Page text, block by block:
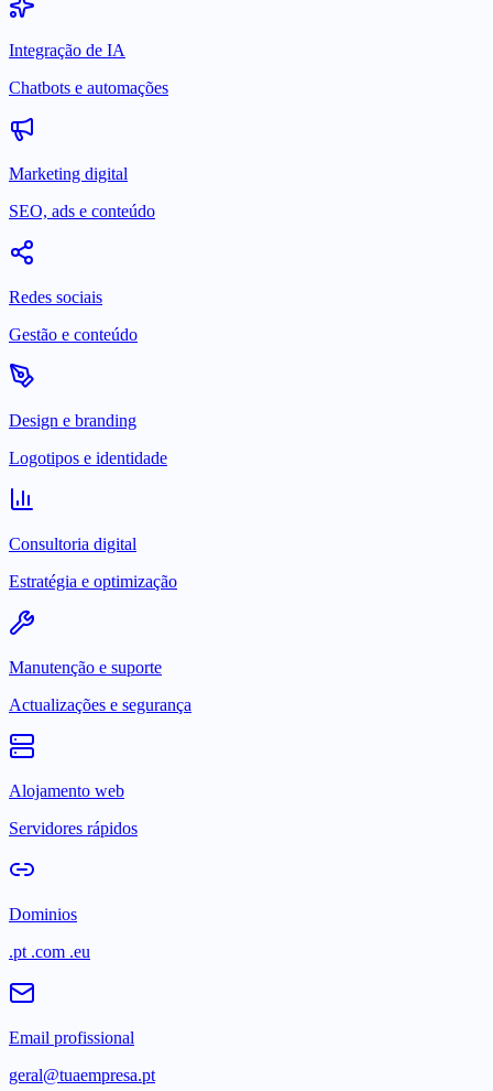
Integração de IA
Chatbots e automações
Marketing digital
SEO, ads e conteúdo
Redes sociais
Gestão e conteúdo
Design e branding
Logotipos e identidade
Consultoria digital
Estratégia e optimização
Manutenção e suporte
Actualizações e segurança
Alojamento web
Servidores rápidos
Dominios
.pt .com .eu
Email profissional
geral@tuaempresa.pt